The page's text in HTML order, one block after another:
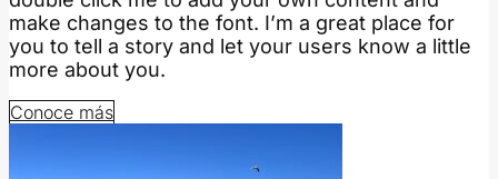
make changes to the font. I’m a great place for
you to tell a story and let your users know a little
more about you.
Conoce más